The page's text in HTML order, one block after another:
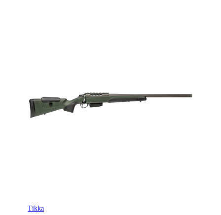
Tikka